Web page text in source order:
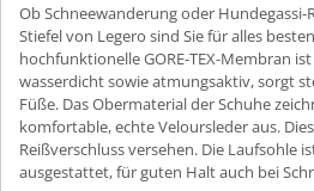
Ob Schneewanderung oder
Stiefel von Legero sind Sie für alles
hochfunktionelle GORE-TEX-Membran
wasserdicht sowie atmungsaktiv, sorgt
Füße. Das Obermaterial der Schuhe
komfortable, echte Veloursleder aus.
Reißverschluss versehen. Die Laufsohle
ausgestattet, für guten Halt auch bei